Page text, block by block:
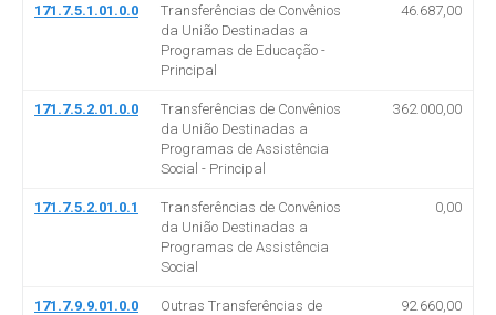
171.7.5.1.01.0.0
Transferências de Convênios
da União Destinadas a
Programas de Educação -
Principal
46.687,00
171.7.5.2.01.0.0
Transferências de Convênios
da União Destinadas a
Programas de Assistência
Social - Principal
362.000,00
171.7.5.2.01.0.1
Transferências de Convênios
da União Destinadas a
Programas de Assistência
Social
0,00
171.7.9.9.01.0.0
Outras Transferências de
92.660,00